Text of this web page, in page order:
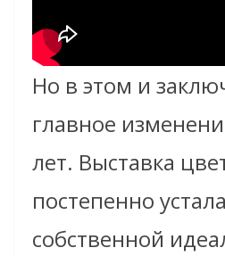
Но в этом и
главное
лет. Выставка
постепенно
собственной